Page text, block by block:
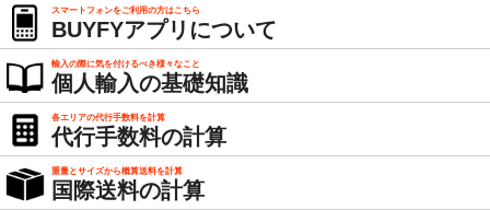
スマートフォンをご利用の方はこちら
BUYFYアプリについて
輸入の際に気を付けるべき様々なこと
個人輸入の基礎知識
各エリアの代行手数料を計算
代行手数料の計算
重量とサイズから概算送料を計算
国際送料の計算